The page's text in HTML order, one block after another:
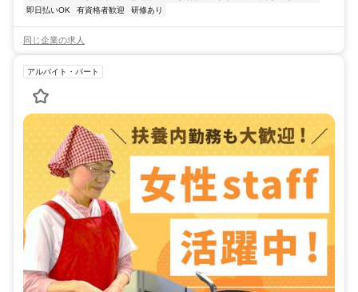
即日払いOK
有資格者歓迎 研修あり
同じ企業の求人
アルバイト・パート